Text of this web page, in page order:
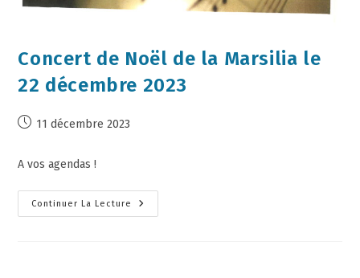
Concert de Noël de la Marsilia le
22 décembre 2023
11 décembre 2023
A vos agendas !
Continuer La Lecture